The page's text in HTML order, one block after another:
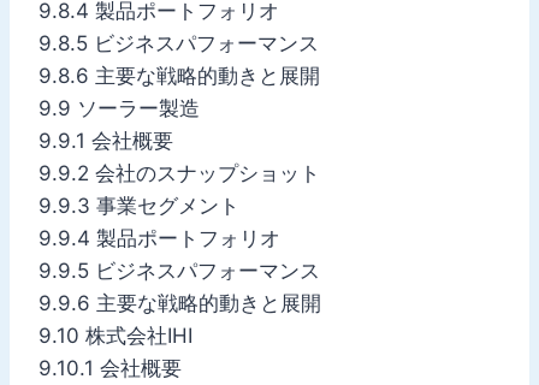
9.8.4 製品ポートフォリオ
9.8.5 ビジネスパフォーマンス
9.8.6 主要な戦略的動きと展開
9.9 ソーラー製造
9.9.1 会社概要
9.9.2 会社のスナップショット
9.9.3 事業セグメント
9.9.4 製品ポートフォリオ
9.9.5 ビジネスパフォーマンス
9.9.6 主要な戦略的動きと展開
9.10 株式会社IHI
9.10.1 会社概要